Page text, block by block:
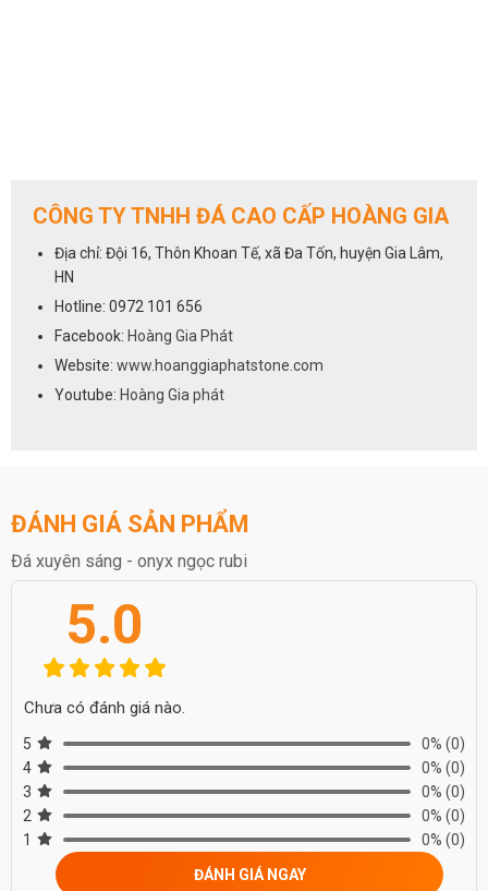
CÔNG TY TNHH ĐÁ CAO CẤP HOÀNG GIA
Địa chỉ: Đội 16, Thôn Khoan Tế, xã Đa Tốn, huyện Gia Lâm,
HN
Hotline: 0972 101 656
Facebook: Hoàng Gia Phát
Website: www.hoanggiaphatstone.com
Youtube: Hoàng Gia phát
ĐÁNH GIÁ SẢN PHẨM
Đá xuyên sáng - onyx ngọc rubi
5.0
Chưa có đánh giá nào.
5 0% (0)
4
0% (0)
3
0% (0)
2
0% (0)
1
0% (0)
ĐÁNH GIÁ NGAY